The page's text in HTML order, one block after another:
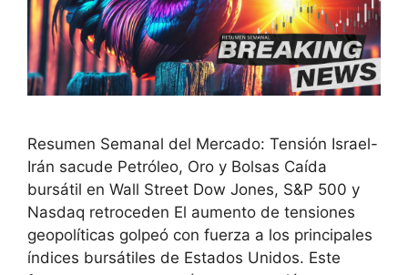
Resumen Semanal del Mercado: Tensión Israel-
Irán sacude Petróleo, Oro y Bolsas Caída
bursátil en Wall Street Dow Jones, S&P 500 y
Nasdaq retroceden El aumento de tensiones
geopolíticas golpeó con fuerza a los principales
índices bursátiles de Estados Unidos. Este